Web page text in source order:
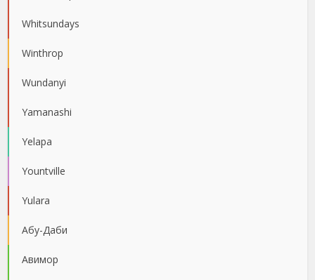
Whitsundays
Winthrop
Wundanyi
Yamanashi
Yelapa
Yountville
Yulara
Абу-Даби
Авимор